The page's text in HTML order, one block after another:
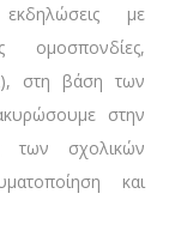
με
ομοσπονδίες,
στη βάση των
στην
των σχολικών
και